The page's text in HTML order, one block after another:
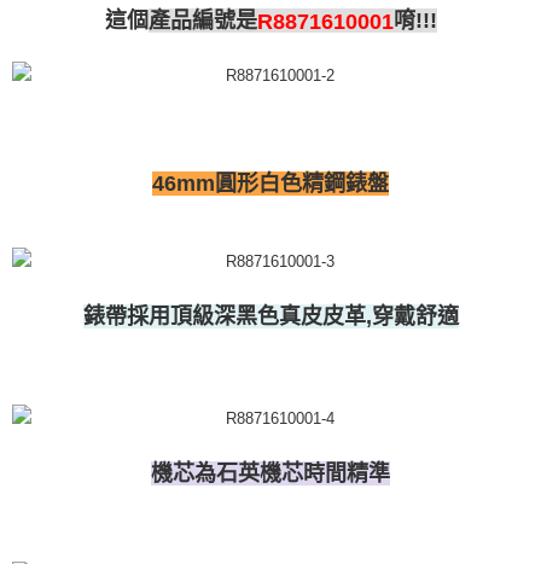
這個產品編號是R8871610001唷!!!
46mm圓形白色精鋼錶盤
錶帶採用頂級深黑色真皮皮革,穿戴舒適
機芯為石英機芯時間精準